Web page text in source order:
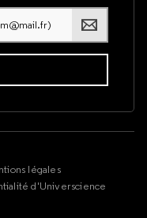
légales
d'Universcience